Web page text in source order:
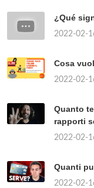
¿Qué
2022-02-
Cosa
2022-02-
Quanto
rapporti
2022-02-
Quanti
2022-02-